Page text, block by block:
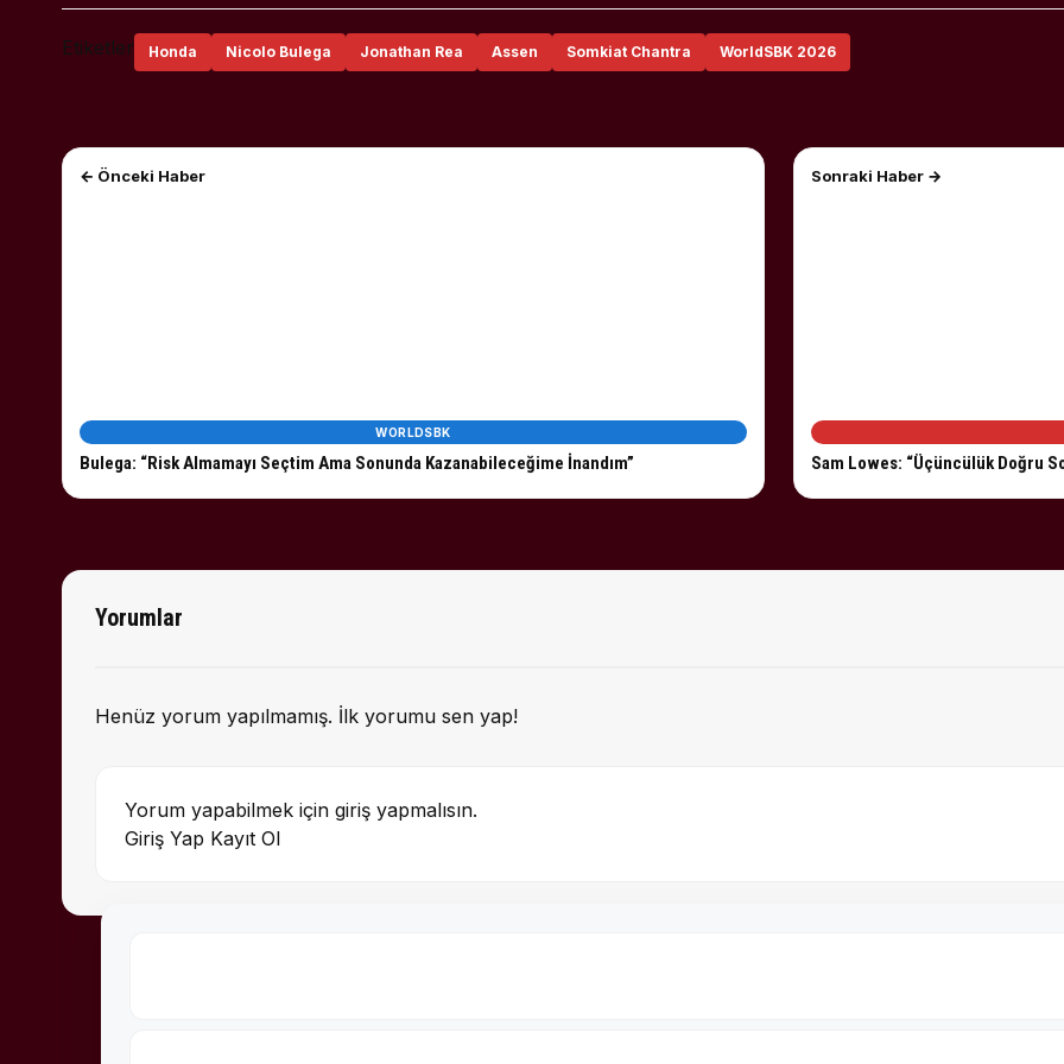
Etiketler Honda Nicolo Bulega Jonathan Rea Assen Somkiat Chantra WorldSBK 2026
← Önceki Haber
WORLDSBK
Bulega: “Risk Almamayı Seçtim Ama Sonunda Kazanabileceğime İnandım”
Sonraki Haber →
Sam Lowes: “Üçüncülük Doğru
Yorumlar
Henüz yorum yapılmamış. İlk yorumu sen yap!
Yorum yapabilmek için giriş yapmalısın.
Giriş Yap Kayıt Ol